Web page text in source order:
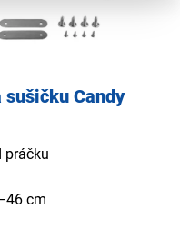
Candy
práčku
cm